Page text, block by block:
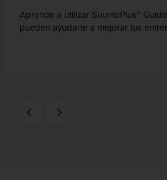
Aprende a utilizar SuuntoPlus™
pueden ayudarte a mejorar tus